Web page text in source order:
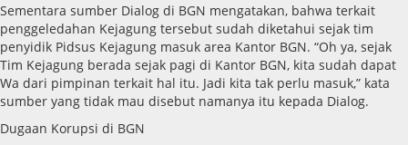
Sementara sumber Dialog di BGN mengatakan, bahwa terkait
penggeledahan Kejagung tersebut sudah diketahui sejak tim
penyidik Pidsus Kejagung masuk area Kantor BGN. “Oh ya, sejak
Tim Kejagung berada sejak pagi di Kantor BGN, kita sudah dapat
Wa dari pimpinan terkait hal itu. Jadi kita tak perlu masuk,” kata
sumber yang tidak mau disebut namanya itu kepada Dialog.
Dugaan Korupsi di BGN